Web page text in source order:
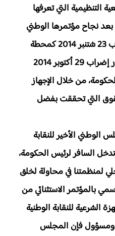
التنظيمية التي تعرفها
بعد نجاح مؤتمرها الوطني
الرابع، وأبرز أهمية خوض إضراب 23 شتنبر 2014 كمحطة
نضالية، فتحت الطريق أمام قرار إضراب 29 أكتوبر 2014
من خلال الإجهاز
التي تحققت بفضل
الوطني الأخير للنقابة
السافر لرئيس الحكومة،
لمنظمتنا في محاولة لخلق
بالمؤتمر الاستثنائي من
الشرعية للنقابة الوطنية
ومسؤول فإن المجلس